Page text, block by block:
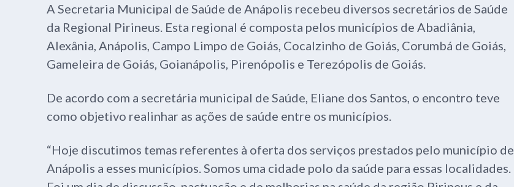
A Secretaria Municipal de Saúde de Anápolis recebeu diversos secretários de Saúde
da Regional Pirineus. Esta regional é composta pelos municípios de Abadiânia,
Alexânia, Anápolis, Campo Limpo de Goiás, Cocalzinho de Goiás, Corumbá de Goiás,
Gameleira de Goiás, Goianápolis, Pirenópolis e Terezópolis de Goiás.
De acordo com a secretária municipal de Saúde, Eliane dos Santos, o encontro teve
como objetivo realinhar as ações de saúde entre os municípios.
“Hoje discutimos temas referentes à oferta dos serviços prestados pelo município de
Anápolis a esses municípios. Somos uma cidade polo da saúde para essas localidades.